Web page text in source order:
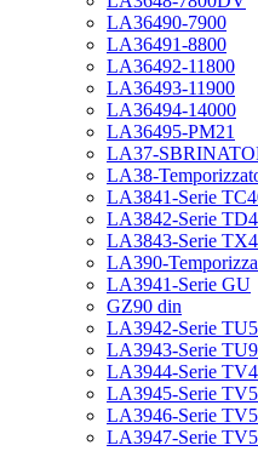
LA36490-7900
LA36491-8800
LA36492-11800
LA36493-11900
LA36494-14000
LA36495-PM21
LA37-
LA38-
LA3841-Serie
LA3842-Serie
LA3843-Serie
LA390-
LA3941-Serie GU
GZ90 din
LA3942-Serie
LA3943-Serie
LA3944-Serie
LA3945-Serie
LA3946-Serie
LA3947-Serie